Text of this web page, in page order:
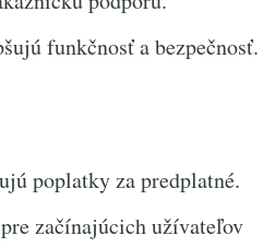
funkčnosť a bezpečnosť.
poplatky za predplatné.
začínajúcich užívateľov